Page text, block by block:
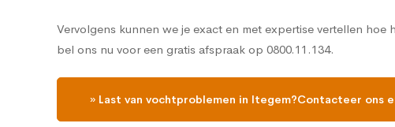
Vervolgens kunnen we je exact en met expertise vertellen
bel ons nu voor een gratis afspraak op 0800.11.134.
» Last van vochtproblemen in Itegem?Contacteer ons